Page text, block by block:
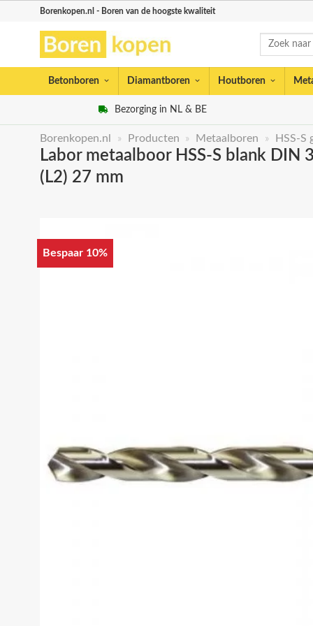
Borenkopen.nl - Boren van de hoogste kwaliteit
Zoeken
Betonboren Diamantboren Houtboren
Bezorging in NL & BE
Borenkopen.nl » Producten » Metaalboren » HSS-S
Labor metaalboor HSS-S blank
(L2) 27 mm
Bespaar 10%